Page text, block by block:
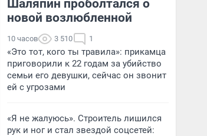
Шаляпин проболтался о
новой возлюбленной
10 часов 3 510 1
«Это тот, кого ты травила»: прикамца
приговорили к 22 годам за убийство
семьи его девушки, сейчас он звонит
ей с угрозами
«Я не жалуюсь». Строитель лишился
рук и ног и стал звездой соцсетей: